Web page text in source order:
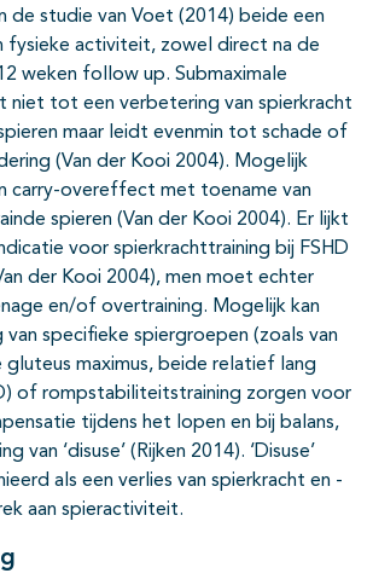
de studie van Voet (2014) beide een
fysieke activiteit, zowel direct na de
weken follow up. Submaximale
niet tot een verbetering van spierkracht
maar leidt evenmin tot schade of
(Van der Kooi 2004). Mogelijk
carry-overeffect met toename van
spieren (Van der Kooi 2004). Er lijkt
voor spierkrachttraining bij FSHD
der Kooi 2004), men moet echter
en/of overtraining. Mogelijk kan
van specifieke spiergroepen (zoals van
gluteus maximus, beide relatief lang
of rompstabiliteitstraining zorgen voor
tijdens het lopen en bij balans,
van ‘disuse’ (Rijken 2014). ‘Disuse’
als een verlies van spierkracht en -
aan spieractiviteit.